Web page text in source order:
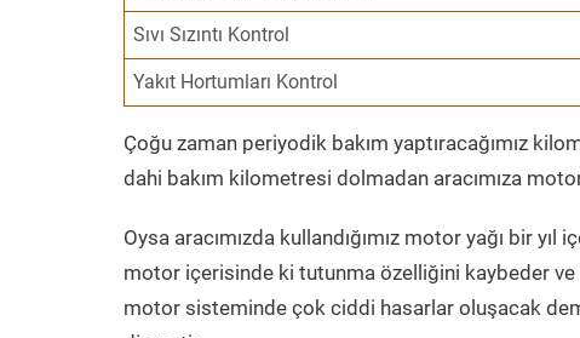
Sıvı Sızıntı Kontrol
Yakıt Hortumları Kontrol
Çoğu zaman periyodik bakım yaptıracağımız
dahi bakım kilometresi dolmadan aracımıza
Oysa aracımızda kullandığımız motor yağı bir
motor içerisinde ki tutunma özelliğini kaybeder ve
motor sisteminde çok ciddi hasarlar oluşacak